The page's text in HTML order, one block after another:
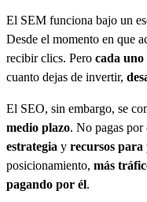
El SEM funciona bajo un
Desde el momento en que
recibir clics. Pero cada uno
cuanto dejas de invertir,
El SEO, sin embargo, se
medio plazo. No pagas por
estrategia y recursos para
posicionamiento, más
pagando por él.